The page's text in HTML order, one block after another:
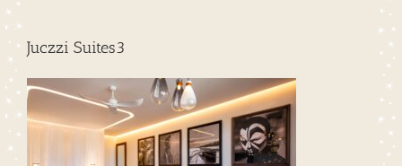
Juczzi Suites3